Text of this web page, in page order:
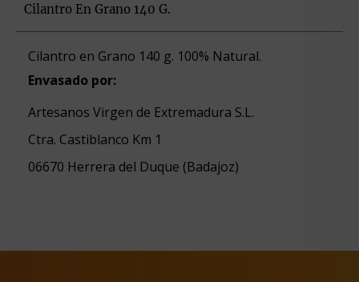
Cilantro En Grano 140 G.
Cilantro en Grano 140 g. 100% Natural.
Envasado por:
Artesanos Virgen de Extremadura S.L.
Ctra. Castiblanco Km 1
06670 Herrera del Duque (Badajoz)